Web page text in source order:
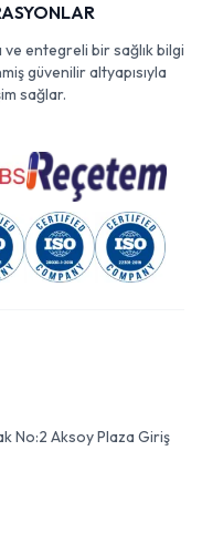
ve entegreli bir sağlık bilgi
güvenilir altyapısıyla
sağlar.
No:2 Aksoy Plaza Giriş